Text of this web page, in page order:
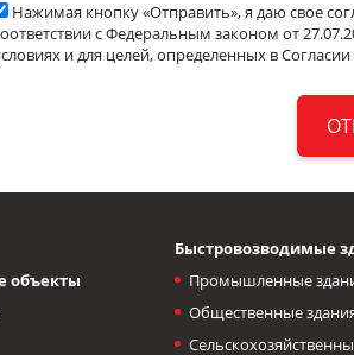
Нажимая кнопку «Отправить», я даю свое
с Федеральным законом от
и для целей, определенных в
объекты
Быстровозводимые
Промышленные
Общественные